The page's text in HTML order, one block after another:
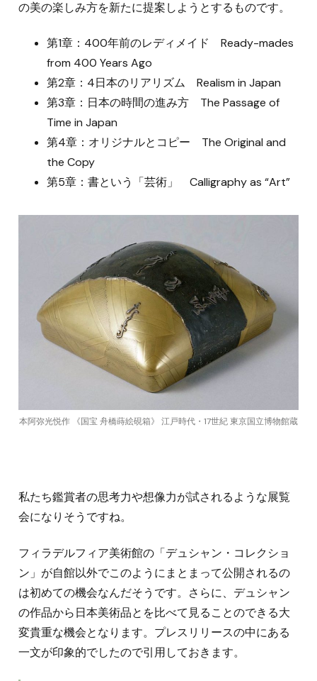
の美の楽しみ方を新たに提案しようとするものです。
第1章：400年前のレディメイド Ready-mades
from 400 Years Ago
第2章：4日本のリアリズム Realism in Japan
第3章：日本の時間の進み方 The Passage of
Time in Japan
第4章：オリジナルとコピー The Original and
the Copy
第5章：書という「芸術」 Calligraphy as “Art”
本阿弥光悦作 《国宝 舟橋蒔絵硯箱》 江戸時代・17世紀 東京国立博物館蔵
私たち鑑賞者の思考力や想像力が試されるような展覧
会になりそうですね。
フィラデルフィア美術館の「デュシャン・コレクショ
ン」が自館以外でこのようにまとまって公開されるの
は初めての機会なんだそうです。さらに、デュシャン
の作品から日本美術品とを比べて見ることのできる大
変貴重な機会となります。プレスリリースの中にある
一文が印象的でしたので引用しておきます。